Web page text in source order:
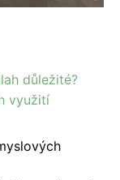
důležité?
využití